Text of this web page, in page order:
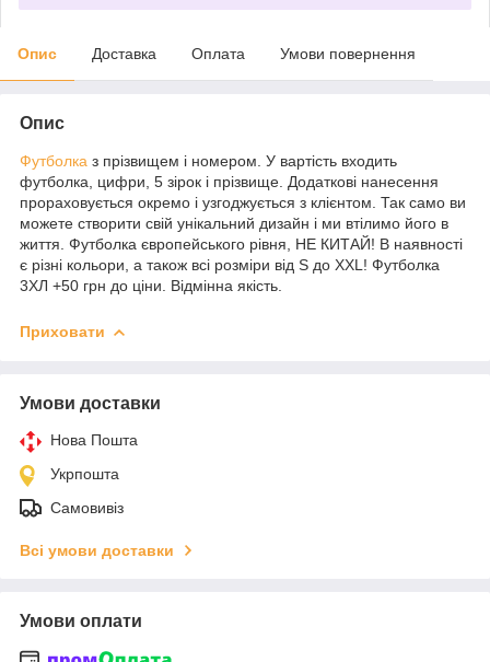
Опис Доставка Оплата Умови повернення
Опис
Футболка з прізвищем і номером. У вартість входить
футболка, цифри, 5 зірок і прізвище. Додаткові нанесення
прораховується окремо і узгоджується з клієнтом. Так само ви
можете створити свій унікальний дизайн і ми втілимо його в
життя. Футболка європейського рівня, НЕ КИТАЙ! В наявності
є різні кольори, а також всі розміри від S до XXL! Футболка
3ХЛ +50 грн до ціни. Відмінна якість.
Приховати
Умови доставки
Нова Пошта
Укрпошта
Самовивіз
Всі умови доставки
Умови оплати